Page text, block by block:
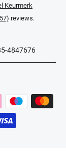
Keurmerk
reviews.
4847676